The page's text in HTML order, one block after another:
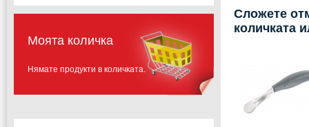
Сложете
количката
Моята количка
Нямате продукти в количката.